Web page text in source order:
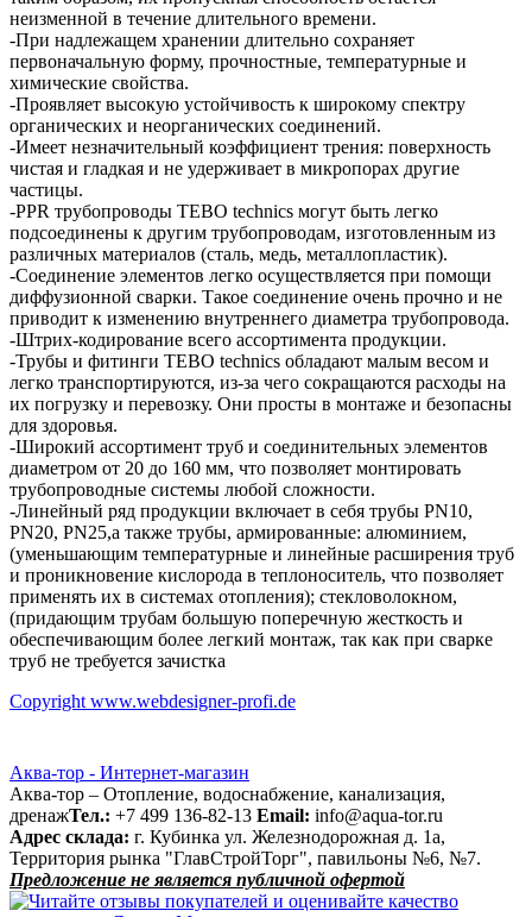
неизменной в течение длительного времени.
-При надлежащем хранении длительно сохраняет
первоначальную форму, прочностные, температурные и
химические свойства.
-Проявляет высокую устойчивость к широкому спектру
органических и неорганических соединений.
-Имеет незначительный коэффициент трения: поверхность
чистая и гладкая и не удерживает в микропорах другие
частицы.
-PPR трубопроводы TEBO technics могут быть легко
подсоединены к другим трубопроводам, изготовленным из
различных материалов (сталь, медь, металлопластик).
-Соединение элементов легко осуществляется при помощи
диффузионной сварки. Такое соединение очень прочно и не
приводит к изменению внутреннего диаметра трубопровода.
-Штрих-кодирование всего ассортимента продукции.
-Трубы и фитинги TEBO technics обладают малым весом и
легко транспортируются, из-за чего сокращаются расходы на
их погрузку и перевозку. Они просты в монтаже и безопасны
для здоровья.
-Широкий ассортимент труб и соединительных элементов
диаметром от 20 до 160 мм, что позволяет монтировать
трубопроводные системы любой сложности.
-Линейный ряд продукции включает в себя трубы PN10,
PN20, PN25,а также трубы, армированные: алюминием,
(уменьшающим температурные и линейные расширения труб
и проникновение кислорода в теплоноситель, что позволяет
применять их в системах отопления); стекловолокном,
(придающим трубам большую поперечную жесткость и
обеспечивающим более легкий монтаж, так как при сварке
труб не требуется зачистка
Copyright www.webdesigner-profi.de
Аква-тор - Интернет-магазин
Аква-тор – Отопление, водоснабжение, канализация,
дренажТел.: +7 499 136-82-13 Email: info@aqua-tor.ru
Адрес склада: г. Кубинка ул. Железнодорожная д. 1а,
Территория рынка "ГлавСтройТорг", павильоны №6, №7.
Предложение не является публичной офертой